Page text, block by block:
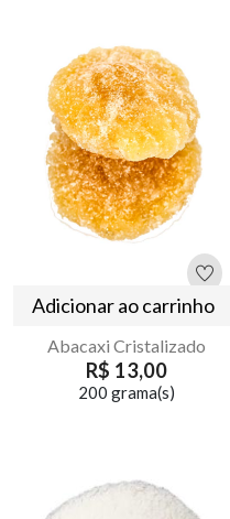
Adicionar ao carrinho
Abacaxi Cristalizado
R$ 13,00
200 grama(s)